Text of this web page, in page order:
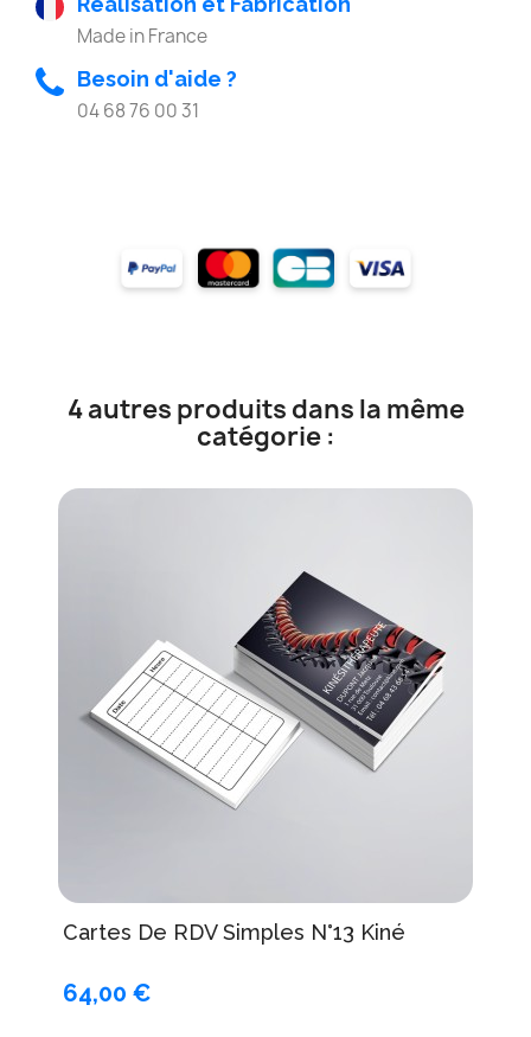
Made in France
Besoin d'aide ?
04 68 76 00 31
4 autres produits dans la même
catégorie :
Cartes De RDV Simples N°13 Kiné
64,00 €